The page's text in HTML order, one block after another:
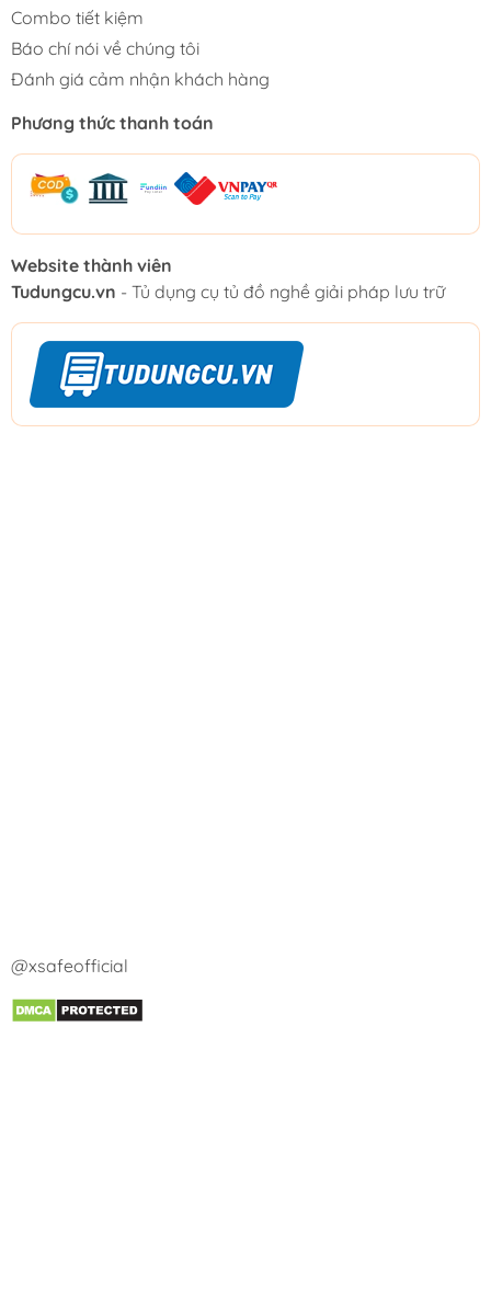
Combo tiết kiệm
Báo chí nói về chúng tôi
Đánh giá cảm nhận khách hàng
Phương thức thanh toán
Website thành viên
Tudungcu.vn - Tủ dụng cụ tủ đồ nghề giải pháp lưu trữ
@xsafeofficial